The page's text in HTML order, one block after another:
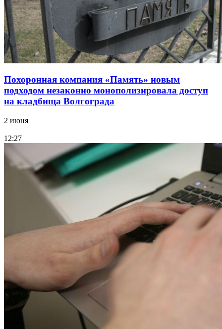
Похоронная компания «Память» новым
подходом незаконно монополизировала доступ
на кладбища Волгограда
2 июня
12:27